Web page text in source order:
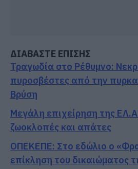
ΔΙΑΒΑΣΤΕ ΕΠΙΣΗΣ
Τραγωδία στο Ρέθυμνο:
πυροσβέστες από την
Βρύση
Μεγάλη επιχείρηση της
ζωοκλοπές και απάτες
ΟΠΕΚΕΠΕ: Στο εδώλιο ο
επίκληση του δικαιώματος